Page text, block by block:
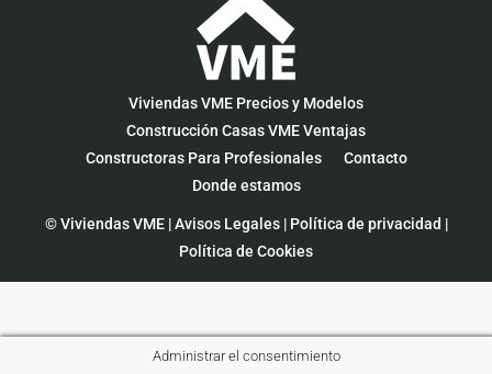
Viviendas VME Precios y Modelos
Construcción Casas VME Ventajas
Constructoras Para Profesionales
Contacto
Donde estamos
© Viviendas VME |Avisos Legales| Política de privacidad |
Política de Cookies
Administrar el consentimiento